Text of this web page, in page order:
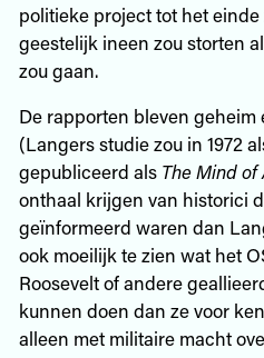
politieke project tot het
geestelijk ineen zou storten
zou gaan.
De rapporten bleven geheim
(Langers studie zou in 1972
gepubliceerd als The Mind
onthaal krijgen van historici
geïnformeerd waren dan
ook moeilijk te zien wat het
Roosevelt of andere
kunnen doen dan ze voor
alleen met militaire macht